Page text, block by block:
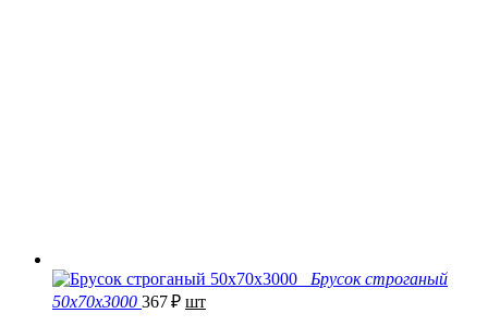
Брусок строганый
50х70х3000 367₽ шт